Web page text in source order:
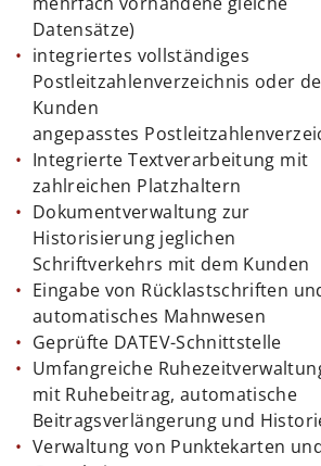
Datensätze)
integriertes vollständiges
Postleitzahlenverzeichnis oder
Kunden
angepasstes
Integrierte Textverarbeitung mit
zahlreichen Platzhaltern
Dokumentverwaltung zur
Historisierung jeglichen
Schriftverkehrs mit dem Kunden
Eingabe von Rücklastschriften
automatisches Mahnwesen
Geprüfte DATEV-Schnittstelle
Umfangreiche
mit Ruhebeitrag, automatische
Beitragsverlängerung und
Verwaltung von Punktekarten